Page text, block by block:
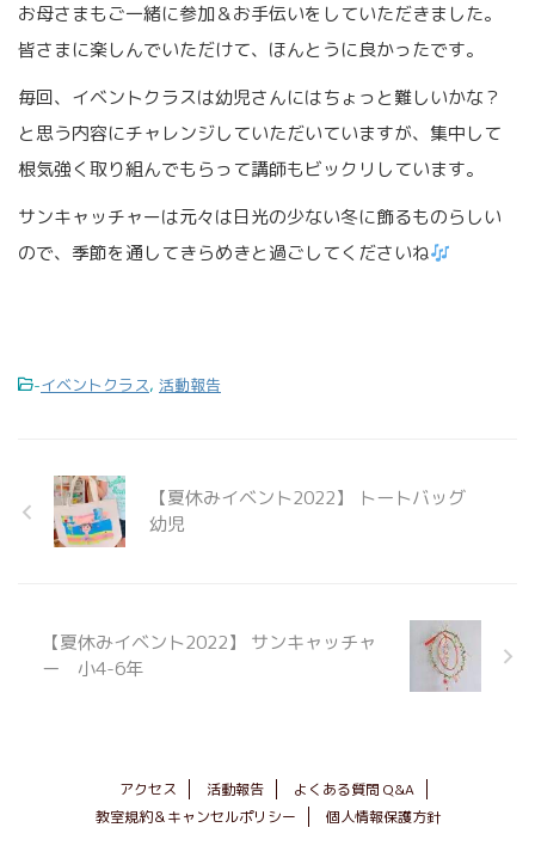
お母さまもご一緒に参加＆お手伝いをしていただきました。
皆さまに楽しんでいただけて、ほんとうに良かったです。
毎回、イベントクラスは幼児さんにはちょっと難しいかな？
と思う内容にチャレンジしていただいていますが、集中して
根気強く取り組んでもらって講師もビックリしています。
サンキャッチャーは元々は日光の少ない冬に飾るものらしい
ので、季節を通してきらめきと過ごしてくださいね
-イベントクラス, 活動報告
【夏休みイベント2022】 トートバッグ
幼児
【夏休みイベント2022】 サンキャッチャ
ー 小4-6年
アクセス 活動報告
よくある質問 Q&A
教室規約＆キャンセルポリシー
個人情報保護方針